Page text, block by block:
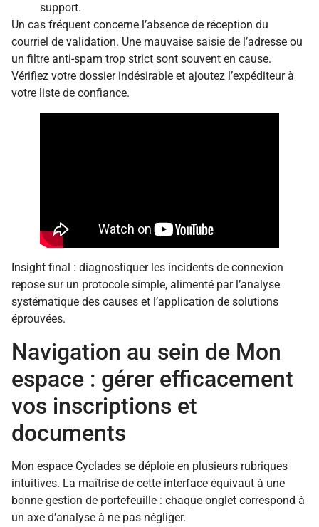
support.
Un cas fréquent concerne l’absence de réception du
courriel de validation. Une mauvaise saisie de l’adresse ou
un filtre anti-spam trop strict sont souvent en cause.
Vérifiez votre dossier indésirable et ajoutez l’expéditeur à
votre liste de confiance.
Insight final : diagnostiquer les incidents de connexion
repose sur un protocole simple, alimenté par l’analyse
systématique des causes et l’application de solutions
éprouvées.
Navigation au sein de Mon
espace : gérer efficacement
vos inscriptions et
documents
Mon espace Cyclades se déploie en plusieurs rubriques
intuitives. La maîtrise de cette interface équivaut à une
bonne gestion de portefeuille : chaque onglet correspond à
un axe d’analyse à ne pas négliger.